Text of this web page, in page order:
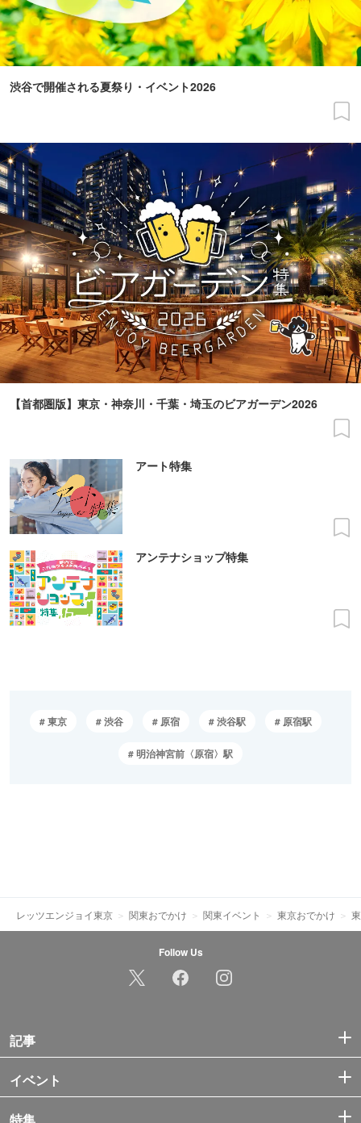
渋谷で開催される夏祭り・イベント2026
【首都圏版】東京・神奈川・千葉・埼玉のビアガーデン2026
アート特集
アンテナショップ特集
東京 渋谷 原宿 渋谷駅 原宿駅
明治神宮前〈原宿〉駅
レッツエンジョイ東京 関東おでかけ 関東イベント 東京おでかけ
Follow Us
記事
イベント